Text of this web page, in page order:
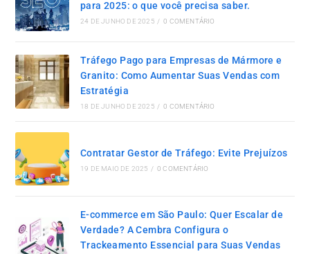
para 2025: o que você precisa saber.
24 DE JUNHO DE 2025 / 0 COMENTÁRIO
Tráfego Pago para Empresas de Mármore e
Granito: Como Aumentar Suas Vendas com
Estratégia
18 DE JUNHO DE 2025 / 0 COMENTÁRIO
Contratar Gestor de Tráfego: Evite Prejuízos
19 DE MAIO DE 2025 / 0 COMENTÁRIO
E-commerce em São Paulo: Quer Escalar de
Verdade? A Cembra Configura o
Trackeamento Essencial para Suas Vendas